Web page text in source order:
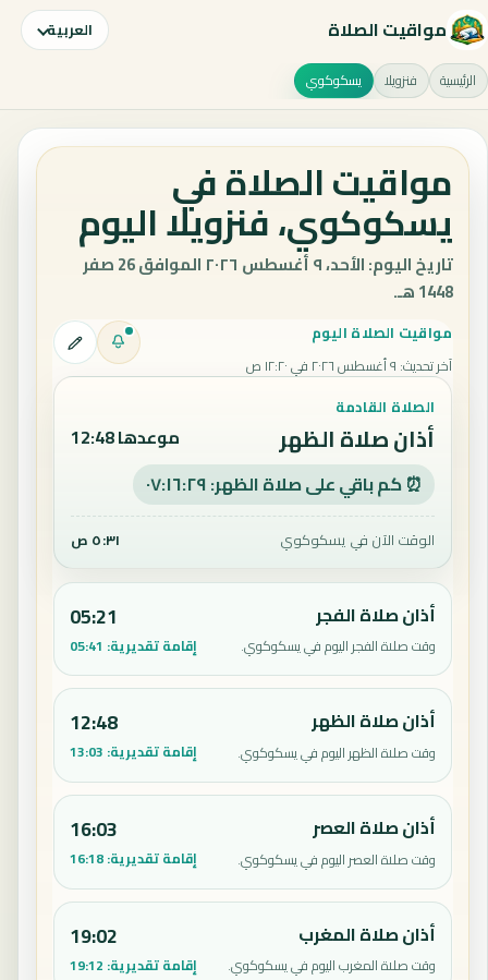
مواقيت الصلاة العربية
الرئيسية فنزويلا يسكوكوي
مواقيت الصلاة في
يسكوكوي، فنزويلا اليوم
تاريخ اليوم: الأحد، ٩ أغسطس ٢٠٢٦ الموافق 26 صفر
1448 هـ.
مواقيت الصلاة اليوم
آخر تحديث: ٩ أغسطس ٢٠٢٦ في ١٢:٢٠ ص
الصلاة القادمة
أذان صلاة الظهر موعدها 12:48
⏰ كم باقي على صلاة الظهر: ٠٧:١٦:٢٨
الوقت الآن في يسكوكوي ٥:٣١ ص
أذان صلاة الفجر
وقت صلاة الفجر اليوم في يسكوكوي.
05:21
إقامة تقديرية: 05:41
أذان صلاة الظهر
وقت صلاة الظهر اليوم في يسكوكوي.
12:48
إقامة تقديرية: 13:03
أذان صلاة العصر
وقت صلاة العصر اليوم في يسكوكوي.
16:03
إقامة تقديرية:16:18
أذان صلاة المغرب
وقت صلاة المغرب اليوم في يسكوكوي.
19:02
إقامة تقديرية: 19:12